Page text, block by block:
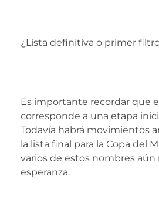
¿Lista definitiva o primer
Es importante recordar que
corresponde a una etapa
Todavía habrá movimientos
la lista final para la Copa del
varios de estos nombres
esperanza.